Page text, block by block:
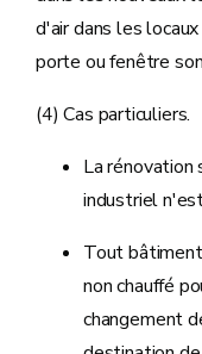
d'air dans les
porte ou fenêtre
(4) Cas particuliers.
La
industriel
Tout bâtiment
non chauffé
changement